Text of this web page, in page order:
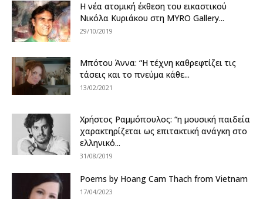
Η νέα ατομική έκθεση του εικαστικού
Νικόλα Κυριάκου στη MYRO Gallery...
29/10/2019
Μπότου Άννα: “Η τέχνη καθρεφτίζει τις
τάσεις και το πνεύμα κάθε...
13/02/2021
Χρήστος Ραμμόπουλος: “η μουσική παιδεία
χαρακτηρίζεται ως επιτακτική ανάγκη στο
ελληνικό...
31/08/2019
Poems by Hoang Cam Thach from Vietnam
17/04/2023